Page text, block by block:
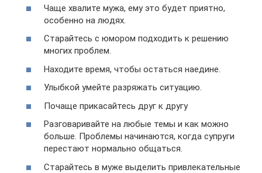
Чаще хвалите мужа, ему это будет приятно,
особенно на людях.
Старайтесь с юмором подходить к решению
многих проблем.
Находите время, чтобы остаться наедине.
Улыбкой умейте разряжать ситуацию.
Почаще прикасайтесь друг к другу
Разговаривайте на любые темы и как можно
больше. Проблемы начинаются, когда супруги
перестают нормально общаться.
Старайтесь в муже выделить привлекательные